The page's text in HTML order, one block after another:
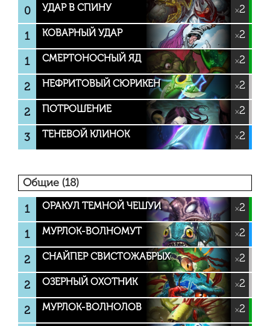
0
УДАР В СПИНУ ×2
1 КОВАРНЫЙ УДАР ×2
1 СМЕРТОНОСНЫЙ ЯД ×2
2 НЕФРИТОВЫЙ СЮРИКЕН ×2
2 ПОТРОШЕНИЕ ×2
3 ТЕНЕВОЙ КЛИНОК ×2
Общие (18)
1
ОРАКУЛ ТЕМНОЙ ЧЕШУИ ×2
1 МУРЛОК-ВОЛНОМУТ ×2
2 СНАЙПЕР СВИСТОЖАБРЫХ ×2
2 ОЗЕРНЫЙ ОХОТНИК ×2
2 МУРЛОК-ВОЛНОЛОВ ×2